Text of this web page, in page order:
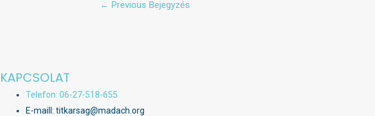
← Previous Bejegyzés
KAPCSOLAT
Telefon: 06-27-518-655
E-maill: titkarsag@madach.org